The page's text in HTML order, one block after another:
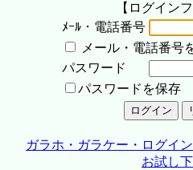
【ログイン
ﾒｰﾙ・電話番号
メール・電話番号
パスワード
パスワードを保存
ガラホ・ガラケー・ログイ
お試し